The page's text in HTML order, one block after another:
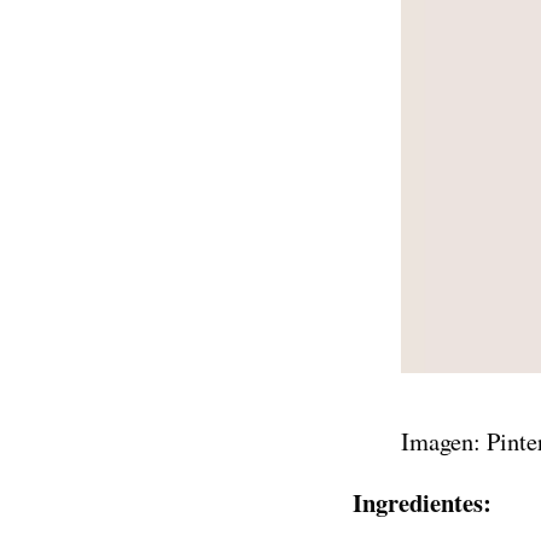
Imagen:
Ingredientes: